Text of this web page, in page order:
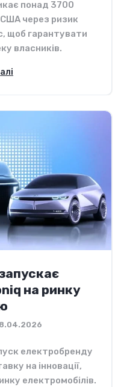
понад 3700
через ризик
щоб гарантувати
власників.
на ринку
електробренду
на інновації,
електромобілів.